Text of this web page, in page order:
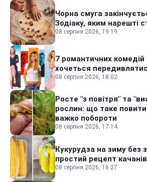
Чорна смуга
Зодіаку, яким нарешті
08 серпня 2026, 19:19
7 романтичних комедій
хочеться
08 серпня 2026, 18:02
Росте "з повітря" та
рослин: що таке
важко побороти
08 серпня 2026, 17:14
Кукурудза на зиму без
простий рецепт
08 серпня 2026, 16:27